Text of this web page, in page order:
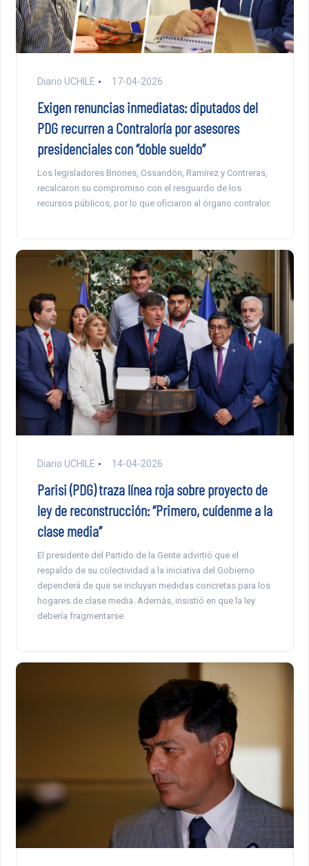
Diario UCHILE 17-04-2026
Exigen renuncias inmediatas: diputados del
PDG recurren a Contraloría por asesores
presidenciales con “doble sueldo”
Los legisladores Briones, Ossandón, Ramírez y Contreras,
recalcaron su compromiso con el resguardo de los
recursos públicos, por lo que oficiaron al órgano contralor.
Diario UCHILE 14-04-2026
Parisi (PDG) traza línea roja sobre proyecto de
ley de reconstrucción: “Primero, cuídenme a la
clase media”
El presidente del Partido de la Gente advirtió que el
respaldo de su colectividad a la iniciativa del Gobierno
dependerá de que se incluyan medidas concretas para los
hogares de clase media. Además, insistió en que la ley
debería fragmentarse.